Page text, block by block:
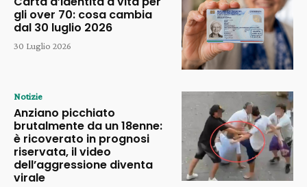
gli over 70: cosa cambia
dal 30 luglio 2026
30 Luglio 2026
Notizie
Anziano picchiato
brutalmente da un 18enne:
è ricoverato in prognosi
riservata, il video
dell’aggressione diventa
virale